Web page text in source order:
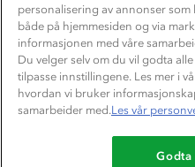
AKTIVITETER
Tips til hyttetur
personalisering av annonser som
både på hjemmesiden og via
informasjonen med våre
Du velger selv om du vil godta
tilpasse innstillingene. Les mer i
hvordan vi bruker
samarbeider med.Les vår
Godta